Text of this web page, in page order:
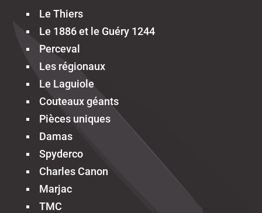
Le Thiers
Le 1886 et le Guéry 1244
Perceval
Les régionaux
Le Laguiole
Couteaux géants
Pièces uniques
Damas
Spyderco
Charles Canon
Marjac
TMC